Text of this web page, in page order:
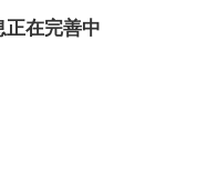
在完善中